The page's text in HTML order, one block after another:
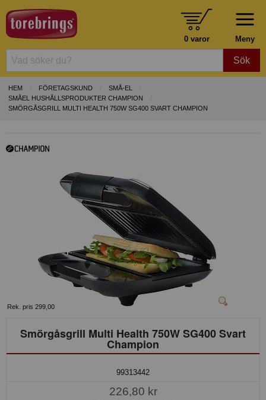
Meny
0 varor
Sök
HEM FÖRETAGSKUND
SMÅ-EL
SMÅEL HUSHÅLLSPRODUKTER CHAMPION
SMÖRGÅSGRILL MULTI HEALTH 750W SG400 SVART CHAMPION
Rek. pris 299,00
Smörgåsgrill Multi Health 750W SG400 Svart
Champion
99313442
226,80 kr